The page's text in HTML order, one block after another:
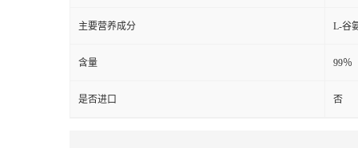
主要营养成分 L-谷
含量 99％
是否进口 否